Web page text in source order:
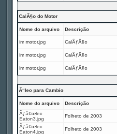
CalÃ§o do Motor
Nome do arquivo Descrição
im motor.jpg CalÃƒÂ§o
im motor.jpg CalÃƒÂ§o
im motor.jpg CalÃƒÂ§o
Ã“leo para Cambio
Nome do arquivo
Descrição
Ãƒâ€œleo
Eaton3.jpg
Folheto de 2003
Ãƒâ€œleo
Eaton4.jpg
Folheto de 2003